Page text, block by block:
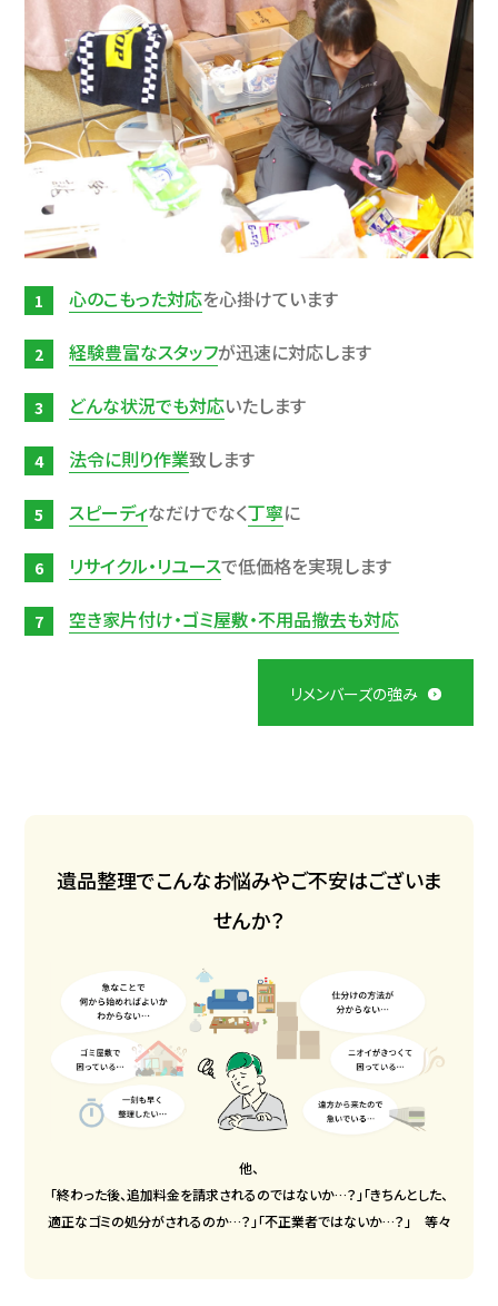
心のこもった対応を心掛けています
経験豊富なスタッフが迅速に対応します
どんな状況でも対応いたします
法令に則り作業致します
スピーディなだけでなく丁寧に
リサイクル・リユースで低価格を実現します
空き家片付け・ゴミ屋敷・不用品撤去も対応
リメンバーズの強み
遺品整理でこんなお悩みやご不安はございま
せんか？
他、
「終わった後、追加料金を請求されるのではないか…？」「きちんとした、
適正なゴミの処分がされるのか…？」「不正業者ではないか…？」 等々